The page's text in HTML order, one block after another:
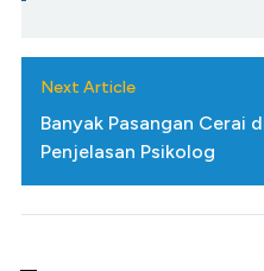
Next Article
Banyak Pasangan Cerai
Penjelasan Psikolog